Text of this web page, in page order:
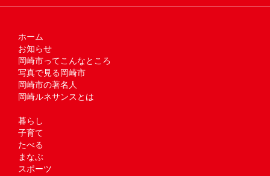
ホーム
お知らせ
岡崎市ってこんなところ
写真で見る岡崎市
岡崎市の著名人
岡崎ルネサンスとは
暮らし
子育て
たべる
まなぶ
スポーツ